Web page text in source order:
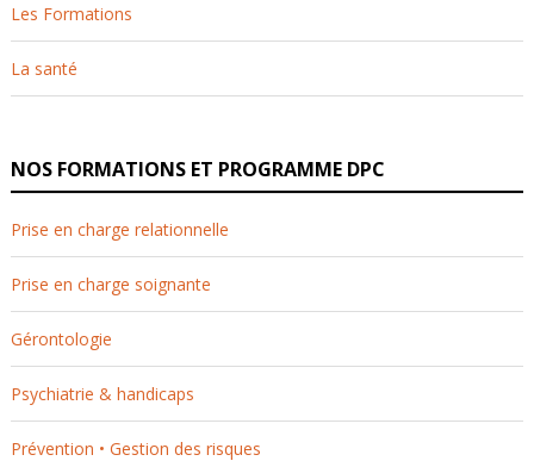
Les Formations
La santé
NOS FORMATIONS ET PROGRAMME DPC
Prise en charge relationnelle
Prise en charge soignante
Gérontologie
Psychiatrie & handicaps
Prévention • Gestion des risques